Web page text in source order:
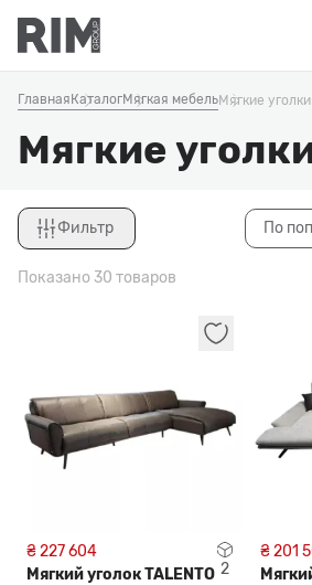
Главная КаталогМягкая мебельМягкие уголки
Мягкие
Фильтр
Закрыть
По
Показано 30 товаров
₴ 227 604
Мягкий уголок TALENTO 2
₴ 201